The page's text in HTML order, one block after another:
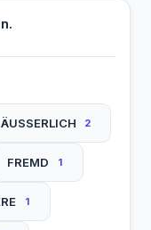
ÄUSSERLICH 2
FREMD 1
1